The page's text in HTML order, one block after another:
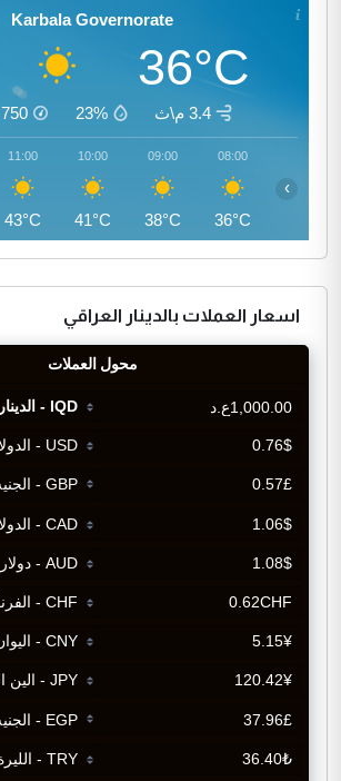
Karbala Governorate
36°C
3.4 م\ث 23%
750
08:00
36°C
09:00
38°C
10:00
41°C
11:00
43°C
›
اسعار العملات بالدينار العراقي